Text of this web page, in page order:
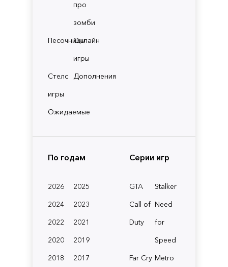
про
зомби
ПесочницыОнлайн
игры
Стелс
игры
Дополнения
Ожидаемые
По годам
2026
2025
2024
2023
2022
2021
2020
2019
2018
2017
Серии игр
GTA
Stalker
Call of
Duty
Need
for
Speed
Far Cry Metro